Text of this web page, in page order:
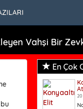
Vahşi Bir
En Çok